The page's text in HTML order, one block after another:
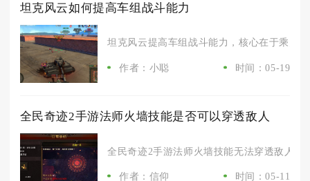
坦克风云如何提高车组战斗能力
坦克风云提高车组战斗能力，核心在于乘员
作者：小聪 时间：05-19
全民奇迹2手游法师火墙技能是否可以穿透敌人
全民奇迹2手游法师火墙技能无法穿透敌人，
作者：信仰 时间：05-11